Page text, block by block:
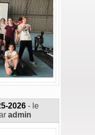
2026 - le
admin